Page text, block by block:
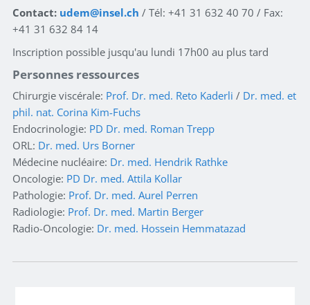
Contact: udem insel.ch / Tél: +41 31 632 40 70 / Fax:
+41 31 632 84 14
Inscription possible jusqu'au lundi 17h00 au plus tard
Personnes ressources
Chirurgie viscérale: Prof. Dr. med. Reto Kaderli / Dr. med. et
phil. nat. Corina Kim-Fuchs
Endocrinologie: PD Dr. med. Roman Trepp
ORL: Dr. med. Urs Borner
Médecine nucléaire: Dr. med. Hendrik Rathke
Oncologie: PD Dr. med. Attila Kollar
Pathologie: Prof. Dr. med. Aurel Perren
Radiologie: Prof. Dr. med. Martin Berger
Radio-Oncologie: Dr. med. Hossein Hemmatazad